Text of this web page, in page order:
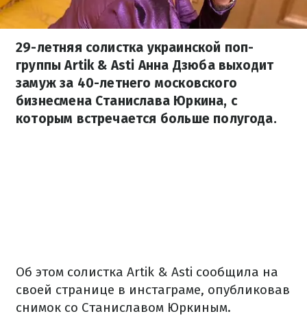
29-летняя солистка украинской поп-
группы Artik & Asti Анна Дзюба выходит
замуж за 40-летнего московского
бизнесмена Станислава Юркина, с
которым встречается больше полугода.
Об этом солистка Artik & Asti сообщила на
своей странице в инстаграме, опубликовав
снимок со Станиславом Юркиным.